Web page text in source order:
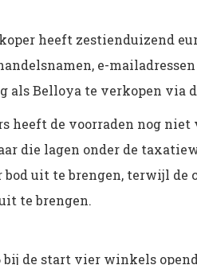
heeft zestienduizend
e-
als Belloya te verkopen via
heeft de voorraden nog
die lagen onder de
bod uit te brengen, terwijl
uit te brengen.
bij de start vier winkels